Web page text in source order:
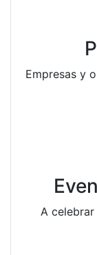
Empresas y
A